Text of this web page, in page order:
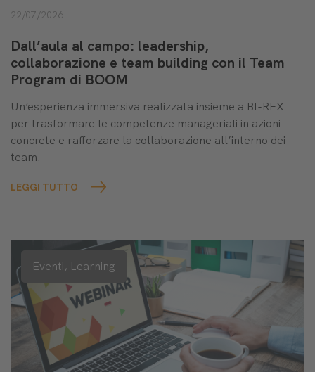
22/07/2026
Dall’aula al campo: leadership,
collaborazione e team building con il Team
Program di BOOM
Un’esperienza immersiva realizzata insieme a BI-REX
per trasformare le competenze manageriali in azioni
concrete e rafforzare la collaborazione all’interno dei
team.
LEGGI TUTTO
Eventi, Learning